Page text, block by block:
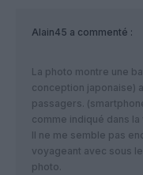
Alain45 a commenté :
La photo montre une
conception japonaise)
passagers.
comme indiqué dans la
Il ne me semble pas
voyageant avec sous
photo.